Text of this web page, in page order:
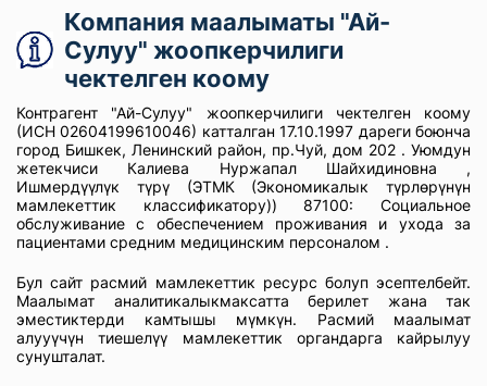
Компания маалыматы "Ай-
Сулуу" жоопкерчилиги
чектелген коому
Контрагент "Ай-Сулуу" жоопкерчилиги чектелген коому
(ИСН 02604199610046) катталган 17.10.1997 дареги боюнча
город Бишкек, Ленинский район, пр.Чуй, дом 202 . Уюмдун
жетекчиси Калиева Нуржапал Шайхидиновна ,
Ишмердүүлүк түрү (ЭТМК (Экономикалык түрлөрүнүн
мамлекеттик классификатору)) 87100: Социальное
обслуживание с обеспечением проживания и ухода за
пациентами средним медицинским персоналом .
Бул сайт расмий мамлекеттик ресурс болуп эсептелбейт.
Маалымат аналитикалыкмаксатта берилет жана так
эместиктерди камтышы мүмкүн. Расмий маалымат
алууүчүн тиешелүү мамлекеттик органдарга кайрылуу
сунушталат.